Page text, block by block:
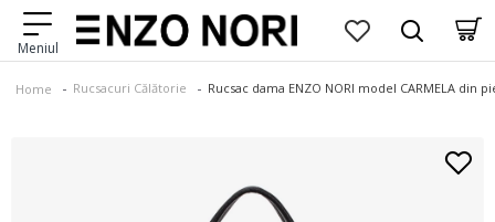
Home Rucsacuri Călătorie Rucsac dama ENZO NORI model CARMELA din